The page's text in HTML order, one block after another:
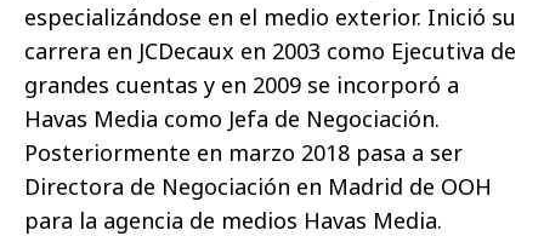
especializándose en el medio exterior. Inició su
carrera en JCDecaux en 2003 como Ejecutiva de
grandes cuentas y en 2009 se incorporó a
Havas Media como Jefa de Negociación.
Posteriormente en marzo 2018 pasa a ser
Directora de Negociación en Madrid de OOH
para la agencia de medios Havas Media.